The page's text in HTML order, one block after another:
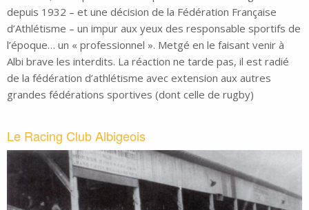
depuis 1932 – et une décision de la Fédération Française
d’Athlétisme – un impur aux yeux des responsable sportifs de
l’époque… un « professionnel ». Metgé en le faisant venir à
Albi brave les interdits. La réaction ne tarde pas, il est radié
de la fédération d’athlétisme avec extension aux autres
grandes fédérations sportives (dont celle de rugby)
Le Racing Club Albigeois